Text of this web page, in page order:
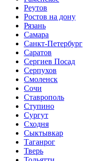
Реутов
Ростов на дону
Рязань
Самара
Санкт-Петербург
Саратов
Сергиев Посад
Серпухов
Смоленск
Сочи
Ставрополь
Ступино
Сургут
Сходня
Сыктывкар
Таганрог
Тверь